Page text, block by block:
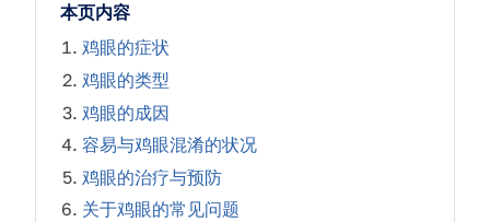
本页内容
鸡眼的症状
鸡眼的类型
鸡眼的成因
容易与鸡眼混淆的状况
鸡眼的治疗与预防
关于鸡眼的常见问题